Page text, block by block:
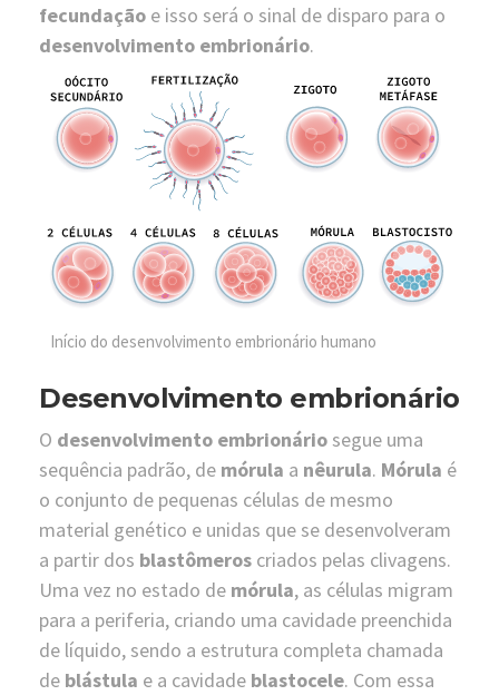
fecundação e isso será o sinal de disparo para o
desenvolvimento embrionário.
Início do desenvolvimento embrionário humano
Desenvolvimento embrionário
O desenvolvimento embrionário segue uma
sequência padrão, de mórula a nêurula. Mórula é
o conjunto de pequenas células de mesmo
material genético e unidas que se desenvolveram
a partir dos blastômeros criados pelas clivagens.
Uma vez no estado de mórula, as células migram
para a periferia, criando uma cavidade preenchida
de líquido, sendo a estrutura completa chamada
de blástula e a cavidade blastocele. Com essa